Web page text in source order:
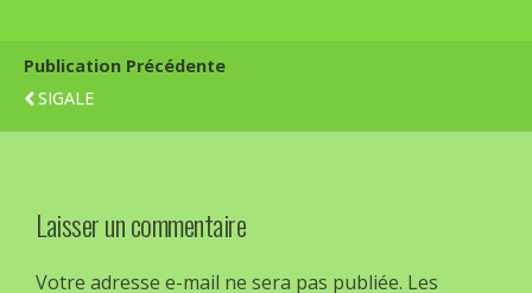
Publication Précédente
SIGALE
Laisser un commentaire
Votre adresse e-mail ne sera pas publiée. Les